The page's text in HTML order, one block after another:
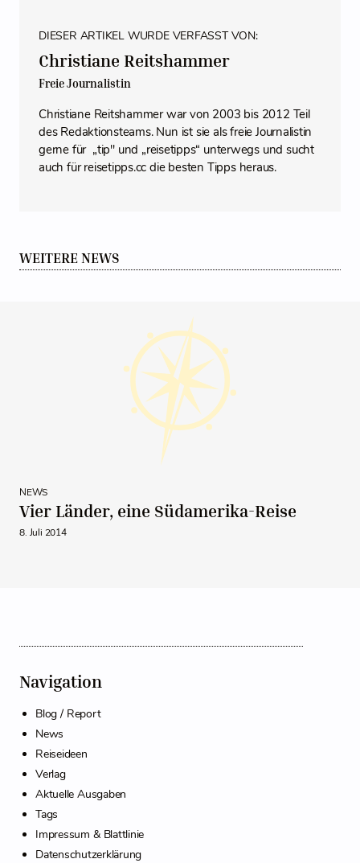
DIESER ARTIKEL WURDE VERFASST VON:
Christiane Reitshammer
Freie Journalistin
Christiane Reitshammer war von 2003 bis 2012 Teil
des Redaktionsteams. Nun ist sie als freie Journalistin
gerne für „tip" und „reisetipps“ unterwegs und sucht
auch für reisetipps.cc die besten Tipps heraus.
WEITERE NEWS
NEWS
Vier Länder, eine Südamerika-Reise
8. Juli 2014
Navigation
Blog / Report
News
Reiseideen
Verlag
Aktuelle Ausgaben
Tags
Impressum & Blattlinie
Datenschutzerklärung